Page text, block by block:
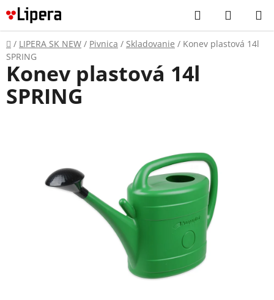
Prejsť
na
obsah
Hľadať
KOŠÍK
Domov
/ LIPERA SK NEW / Pivnica / Skladovanie / Konev plastová 14l
SPRING
Konev plastová 14l
SPRING